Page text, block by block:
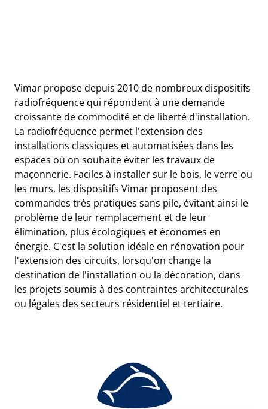
Vimar propose depuis 2010 de nombreux dispositifs
radiofréquence qui répondent à une demande
croissante de commodité et de liberté d'installation.
La radiofréquence permet l'extension des
installations classiques et automatisées dans les
espaces où on souhaite éviter les travaux de
maçonnerie. Faciles à installer sur le bois, le verre ou
les murs, les dispositifs Vimar proposent des
commandes très pratiques sans pile, évitant ainsi le
problème de leur remplacement et de leur
élimination, plus écologiques et économes en
énergie. C'est la solution idéale en rénovation pour
l'extension des circuits, lorsqu'on change la
destination de l'installation ou la décoration, dans
les projets soumis à des contraintes architecturales
ou légales des secteurs résidentiel et tertiaire.